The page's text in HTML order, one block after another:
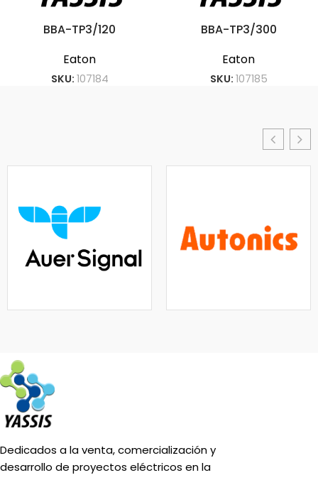
BBA-TP3/120
Eaton
SKU: 107184
BBA-TP3/300
Eaton
SKU: 107185
Dedicados a la venta, comercialización y
desarrollo de proyectos eléctricos en la